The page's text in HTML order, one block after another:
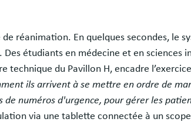
réanimation. En quelques secondes, le
étudiants en médecine et en sciences
technique du Pavillon H, encadre
ils arrivent à se mettre en ordre de
numéros d'urgence, pour gérer les
via une tablette connectée à un